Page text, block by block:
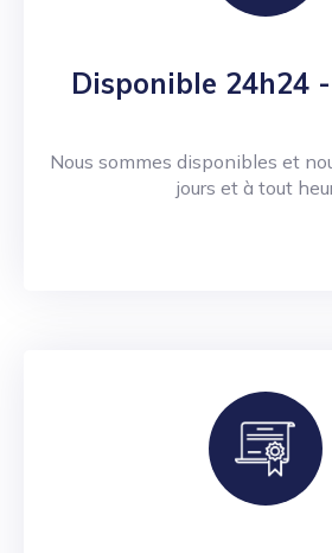
Disponible 24h24
Nous sommes disponibles et
jours et à tout